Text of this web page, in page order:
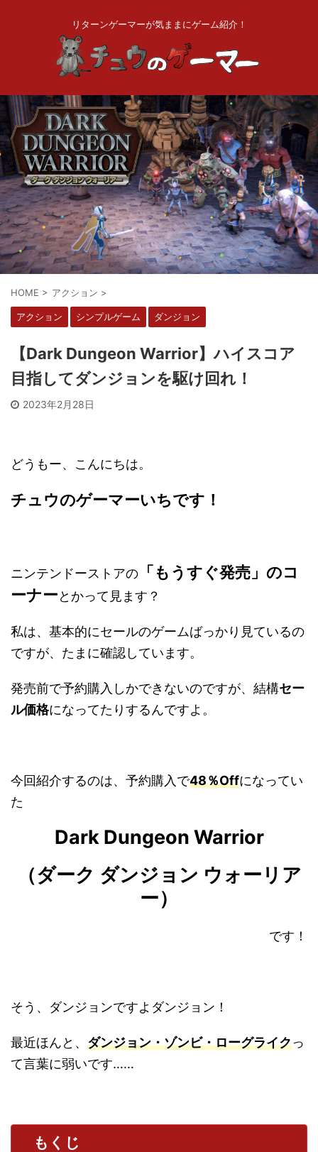
リターンゲーマーが気ままにゲーム紹介！
HOME > アクション >
アクション シンプルゲーム ダンジョン
【Dark Dungeon Warrior】ハイスコア
目指してダンジョンを駆け回れ！
2023年2月28日
どうもー、こんにちは。
チュウのゲーマーいちです！
ニンテンドーストアの
「もうすぐ発売」のコ
ーナーとかって見ます？
私は、基本的にセールのゲームばっかり見ているの
ですが、たまに確認しています。
発売前で予約購入しかできないのですが、結構セー
ル価格になってたりするんですよ。
今回紹介するのは、予約購入で48％Offになってい
た
Dark Dungeon Warrior
（ダーク ダンジョン ウォーリア
ー）
です！
そう、ダンジョンですよダンジョン！
最近ほんと、 ダンジョン・ゾンビ・ローグライクっ
て言葉に弱いです……
もくじ